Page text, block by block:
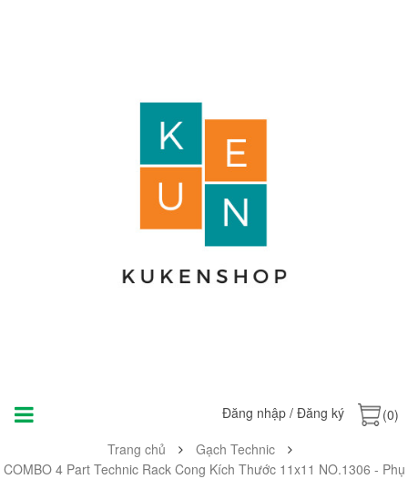
Đăng nhập / Đăng ký
(0)
Trang chủ
Gạch Technic
COMBO 4 Part Technic Rack Cong Kích Thước 11x11 NO.1306 - Phụ